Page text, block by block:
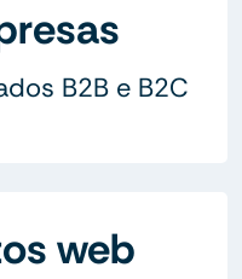
B2B e B2C
web